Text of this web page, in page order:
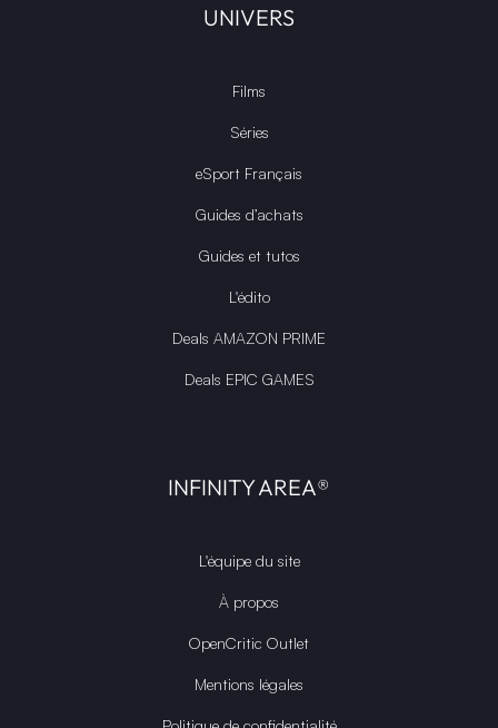
UNIVERS
Films
Séries
eSport Français
Guides d’achats
Guides et tutos
L'édito
Deals AMAZON PRIME
Deals EPIC GAMES
INFINITY AREA®
L'équipe du site
À propos
OpenCritic Outlet
Mentions légales